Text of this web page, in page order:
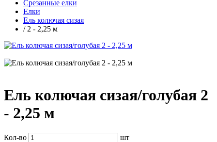
Срезанные елки
Елки
Ель колючая сизая
/ 2 - 2,25 м
Ель колючая сизая/голубая 2
- 2,25 м
Кол-во
шт